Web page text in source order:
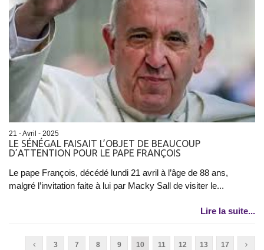
21 - Avril - 2025
LE SÉNÉGAL FAISAIT L’OBJET DE BEAUCOUP
D’ATTENTION POUR LE PAPE FRANÇOIS
Le pape François, décédé lundi 21 avril à l’âge de 88 ans,
malgré l’invitation faite à lui par Macky Sall de visiter le...
Lire la suite...
3 7 8 9 10 11 12 13 17